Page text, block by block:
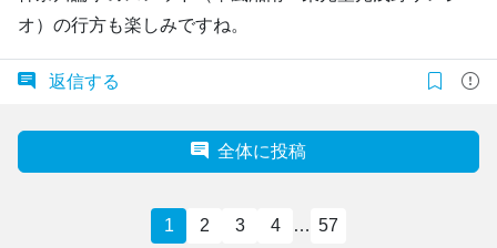
オ）の行方も楽しみですね。
返信する
全体に投稿
1 2 3 4 … 57